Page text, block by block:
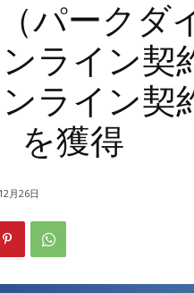
パークダ
ライン契
ライン契
を獲得
月26日